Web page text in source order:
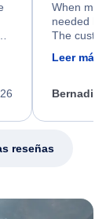
When my
needed
The
calm,
my issue.
Leer más
reseñas